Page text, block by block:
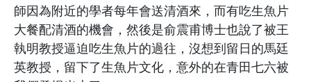
師因為附近的學者每年會送清酒來，而有吃生魚片
大餐配清酒的機會，然後是俞震甫博士也說了被王
執明教授逼迫吃生魚片的過往，沒想到留日的馬廷
英教授，留下了生魚片文化，意外的在青田七六被